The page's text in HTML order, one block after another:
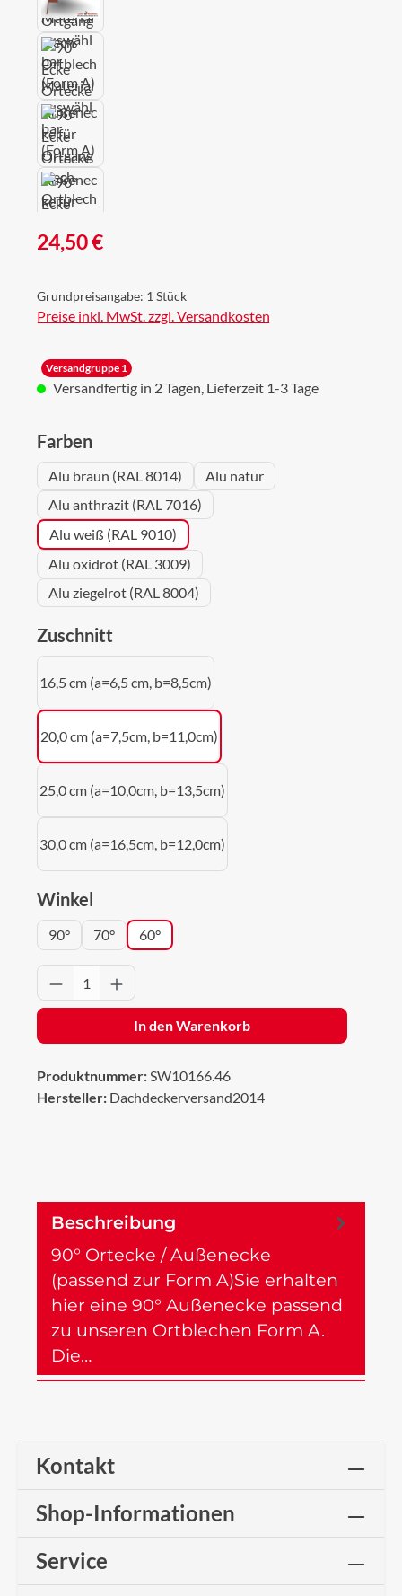
Regulärer Preis:
24,50 €
Grundpreisangabe: 1 Stück
Preise inkl. MwSt. zzgl. Versandkosten
Versandgruppe 1
Versandfertig in 2 Tagen, Lieferzeit 1-3 Tage
Farbenauswählen
Alu braun (RAL 8014)
Alu natur
Alu anthrazit (RAL 7016)
Alu weiß (RAL 9010)
Alu oxidrot (RAL 3009)
Alu ziegelrot (RAL 8004)
Zuschnitt
16,5 cm (a=6,5 cm, b=8,5cm)
20,0 cm (a=7,5cm, b=11,0cm)
25,0 cm (a=10,0cm, b=13,5cm)
30,0 cm (a=16,5cm, b=12,0cm)
Winkel
90° 70° 60°
Produkt Anzahl: Gib den gewünschten
In den Warenkorb
Produktnummer:SW10166.46
Hersteller: Dachdeckerversand2014
Beschreibung
90° Ortecke / Außenecke
(passend zur Form A)Sie erhalten
hier eine 90° Außenecke passend
zu unseren Ortblechen Form A.
Die…
Kontakt
Shop-Informationen
Service